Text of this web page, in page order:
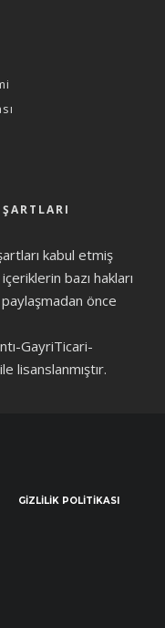
kabul etmiş
bazı hakları
paylaşmadan önce
GayriTicari-
lisanslanmıştır.
GIZLILIK POLITIKASI